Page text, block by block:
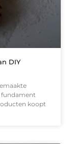
DIY
fundament
koopt